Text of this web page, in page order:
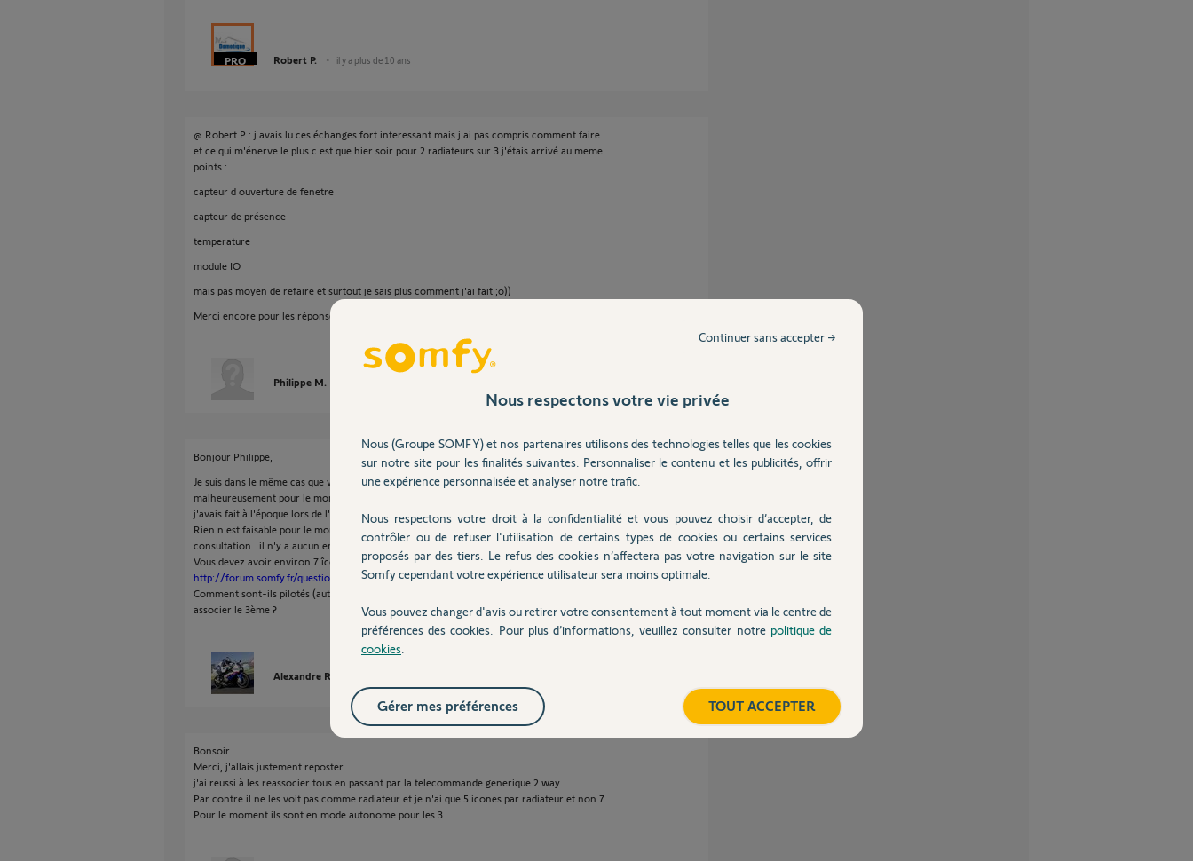
Robert P. il y a plus de 10 ans
@ Robert P : j avais lu ces échanges fort interessant mais j'ai pas compris comment faire
et ce qui m'énerve le plus c est que hier soir pour 2 radiateurs sur 3 j'étais arrivé au meme
points :
capteur d ouverture de fenetre
capteur de présence
temperature
module IO
mais pas moyen de refaire et surtout je sais plus comment j'ai fait ;o))
Merci encore pour les réponses
Philippe M.
Bonjour Philippe,
Je suis dans le même cas que vous. Je me suis équipé de 7 radiateurs Atlantic Tatou et
malheureusement pour le moment rien n'est possible. Je vous ai mis le lien du post que
j'avais fait à l'époque lors de l'installation des Tatou.
Rien n'est faisable pour le moment, seul l'indicateur de T° peut vous servir en
consultation...il n'y a aucun enregistrement.
Vous devez avoir environ 7 îcones par radiateur (de mémoire...)
http://forum.somfy.fr/questions/1071575-tahoma-tatou
Comment sont-ils pilotés (autre que Tahoma) afin que je vous dise comment faire pour
associer le 3ème ?
Alexandre R.
Bonsoir
Merci, j'allais justement reposter
j'ai reussi à les reassocier tous en passant par la telecommande generique 2 way
Par contre il ne les voit pas comme radiateur et je n'ai que 5 icones par radiateur et non 7
Pour le moment ils sont en mode autonome pour les 3
Nous respectons votre vie privée
Nous (Groupe SOMFY) et nos partenaires utilisons des technologies telles que les cookies
sur notre site pour les finalités suivantes: Personnaliser le contenu et les publicités, offrir
une expérience personnalisée et analyser notre trafic.
Nous respectons votre droit à la confidentialité et vous pouvez choisir d’accepter, de
contrôler ou de refuser l'utilisation de certains types de cookies ou certains services
proposés par des tiers. Le refus des cookies n’affectera pas votre navigation sur le site
Somfy cependant votre expérience utilisateur sera moins optimale.
Vous pouvez changer d'avis ou retirer votre consentement à tout moment via le centre de
préférences des cookies. Pour plus d’informations, veuillez consulter notre politique de
cookies
Continuer sans accepter →
TOUT ACCEPTER
Gérer mes préférences